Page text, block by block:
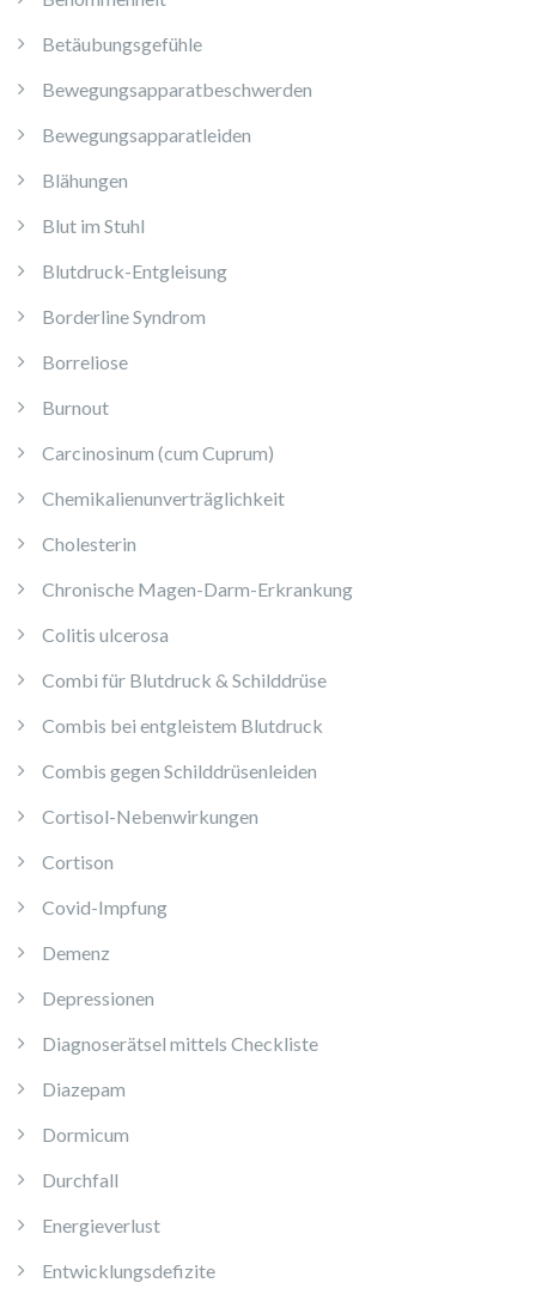
Betäubungsgefühle
Bewegungsapparatbeschwerden
Bewegungsapparatleiden
Blähungen
Blut im Stuhl
Blutdruck-Entgleisung
Borderline Syndrom
Borreliose
Burnout
Carcinosinum (cum Cuprum)
Chemikalienunverträglichkeit
Cholesterin
Chronische Magen-Darm-Erkrankung
Colitis ulcerosa
Combi für Blutdruck & Schilddrüse
Combis bei entgleistem Blutdruck
Combis gegen Schilddrüsenleiden
Cortisol-Nebenwirkungen
Cortison
Covid-Impfung
Demenz
Depressionen
Diagnoserätsel mittels Checkliste
Diazepam
Dormicum
Durchfall
Energieverlust
Entwicklungsdefizite